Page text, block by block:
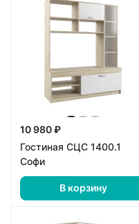
10 980 ₽
Гостиная СЦС 1400.1
Софи
В корзину